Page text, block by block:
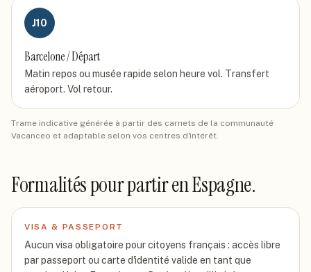
J10
Barcelone / Départ
Matin repos ou musée rapide selon heure vol. Transfert
aéroport. Vol retour.
Trame indicative générée à partir des carnets de la communauté
Vacanceo et adaptable selon vos centres d'intérêt.
Formalités pour partiren Espagne.
VISA & PASSEPORT
Aucun visa obligatoire pour citoyens français : accès libre
par passeport ou carte d'identité valide en tant que